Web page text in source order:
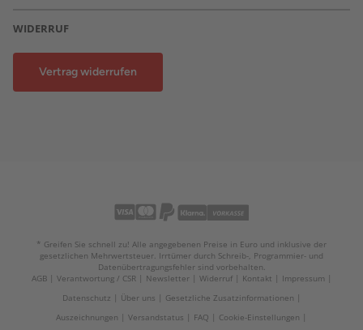
WIDERRUF
Vertrag widerrufen
* Greifen Sie schnell zu! Alle angegebenen Preise in Euro und inklusive der
gesetzlichen Mehrwertsteuer. Irrtümer durch Schreib-, Programmier- und
Datenübertragungsfehler sind vorbehalten.
AGB
Verantwortung / CSR Newsletter Widerruf Kontakt
Impressum
Datenschutz
Über uns
Gesetzliche Zusatzinformationen
Auszeichnungen
Versandstatus FAQ
Cookie-Einstellungen